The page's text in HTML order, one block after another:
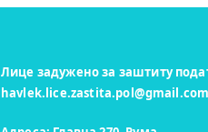
Лице задужено за заштиту
havlek.lice.zastita.pol@gmail.com